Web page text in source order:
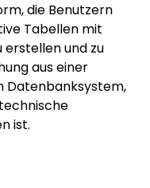
die Benutzern
Tabellen mit
und zu
aus einer
Datenbanksystem,
ist.